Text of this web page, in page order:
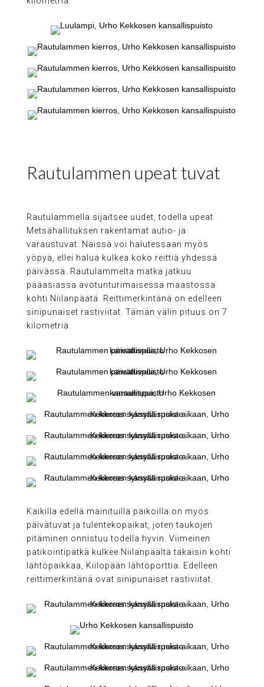
Rautulammen upeat tuvat
Rautulammella sijaitsee uudet, todella upeat
Metsähallituksen rakentamat autio- ja
varaustuvat. Näissä voi halutessaan myös
yöpyä, ellei halua kulkea koko reittiä yhdessä
päivässä. Rautulammelta matka jatkuu
pääasiassa avotunturimaisessa maastossa
kohti Niilanpäätä. Reittimerkintänä on edelleen
sinipunaiset rastiviitat. Tämän välin pituus on 7
kilometriä.
Kaikilla edellä mainituilla paikoilla on myös
päivätuvat ja tulentekopaikat, joten taukojen
pitäminen onnistuu todella hyvin. Viimeinen
patikointipätkä kulkee Niilanpäältä takaisin kohti
lähtöpaikkaa, Kiilopään lähtöporttia. Edelleen
reittimerkintänä ovat sinipunaiset rastiviitat.